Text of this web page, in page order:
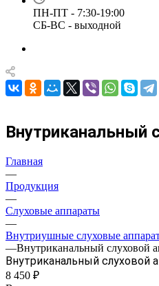
ПН-ПТ - 7:30-19:00
СБ-ВС - выходной
Внутриканальный
Главная
—
Продукция
—
Слуховые аппараты
—
Внутриушные слуховые
—Внутриканальный слуховой
Внутриканальный слуховой
8 450 ₽